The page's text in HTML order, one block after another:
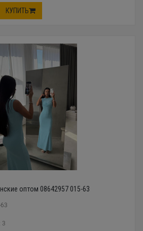
КУПИТЬ
оптом 08642957 015-63
3